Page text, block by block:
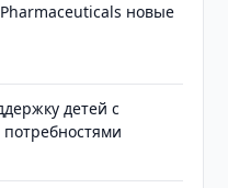
новые
детей с